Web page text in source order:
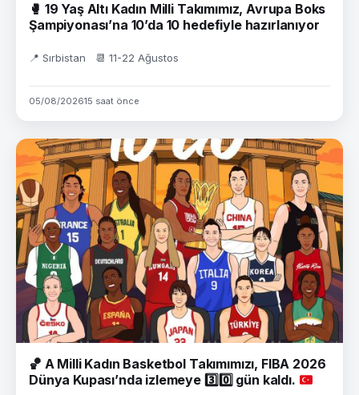
🥊 19 Yaş Altı Kadın Milli Takımımız, Avrupa Boks
Şampiyonası’na 10’da 10 hedefiyle hazırlanıyor
📍 Sırbistan 📆 11-22 Ağustos
05/08/202615 saat önce
🏀 A Milli Kadın Basketbol Takımımızı, FIBA 2026
Dünya Kupası’nda izlemeye 3️⃣ 0️⃣ gün kaldı.